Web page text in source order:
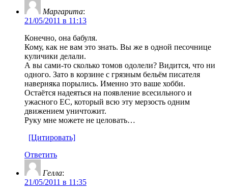
Маргарита:
21/05/2011 в 11:13
Конечно, она бабуля.
Кому, как не вам это знать. Вы же в одной песочнице
куличики делали.
А вы сами-то сколько томов одолели? Видится, что ни
одного. Зато в корзине с грязным бельём писателя
наверняка порылись. Именно это ваше хобби.
Остаётся надеяться на появление всесильного и
ужасного ЕС, который всю эту мерзость одним
движением уничтожит.
Руку мне можете не целовать…
[Цитировать]
Ответить
Гелла:
21/05/2011 в 11:35